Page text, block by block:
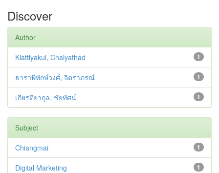
Discover
Author
1
Kiattiyakul, Chaiyathad
1
ธาราพิทักษ์วงศ์, จิตราภรณ์
1
เกียรติยากุล, ชัยทัศน์
Subject
1
Chiangmai
1
Digital Marketing